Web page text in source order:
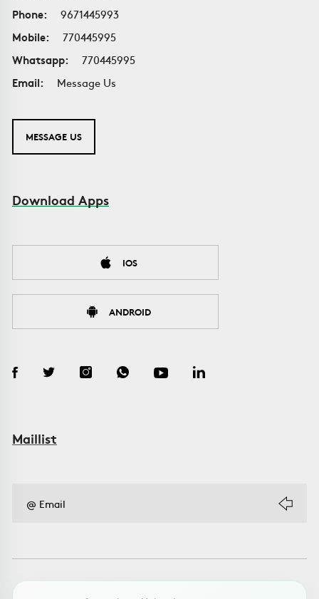
Phone:
9671445993
Mobile:
770445995
Whatsapp:
770445995
Email:
Message Us
MESSAGE US
Download Apps
IOS
ANDROID
Maillist